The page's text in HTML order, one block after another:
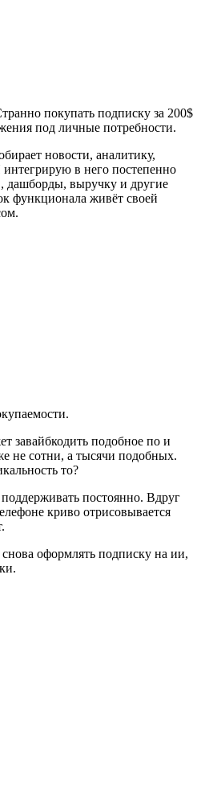
покупать подписку за 200$
под личные потребности.
новости, аналитику,
в него постепенно
дашборды, выручку и другие
функционала живёт своей
завайбкодить подобное по и
не сотни, а тысячи подобных.
то?
постоянно. Вдруг
криво отрисовывается
оформлять подписку на ии,